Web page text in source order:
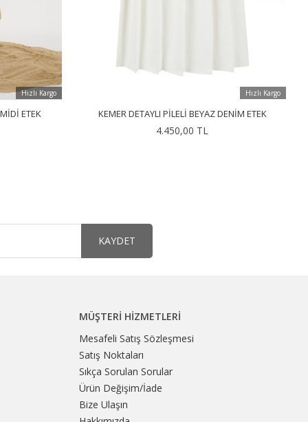
Hızlı Kargo
ETEK
Hızlı Kargo
KEMER DETAYLI PILELI BEYAZ DENIM ETEK
4.450,00 TL
KAYDET
MÜŞTERI HIZMETLERI
Mesafeli Satış Sözleşmesi
Satış Noktaları
Sıkça Sorulan Sorular
Ürün Değişim/İade
Bize Ulaşın